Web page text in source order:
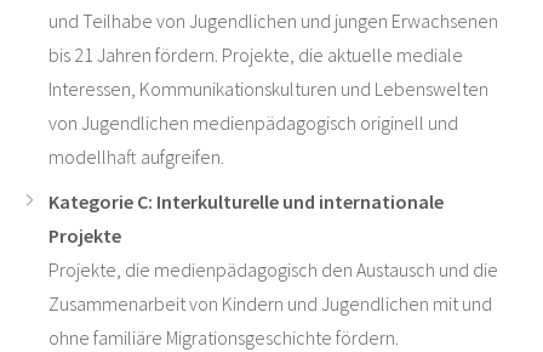
und Teilhabe von Jugendlichen und jungen Erwachsenen
bis 21 Jahren fördern. Projekte, die aktuelle mediale
Interessen, Kommunikationskulturen und Lebenswelten
von Jugendlichen medienpädagogisch originell und
modellhaft aufgreifen.
Kategorie C: Interkulturelle und internationale
Projekte
Projekte, die medienpädagogisch den Austausch und die
Zusammenarbeit von Kindern und Jugendlichen mit und
ohne familiäre Migrationsgeschichte fördern.